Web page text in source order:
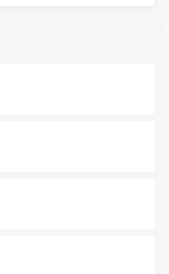
楽しめる外せないスポット